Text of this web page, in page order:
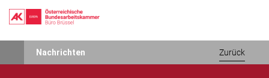
Nachrichten Zurück